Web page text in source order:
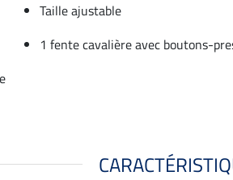
Taille ajustable
1 fente cavalière avec boutons-